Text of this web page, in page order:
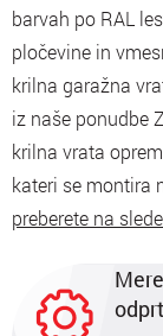
barvah po RAL
pločevine in
krilna garažna
iz naše ponudbe
krilna vrata
kateri se montira
preberete na